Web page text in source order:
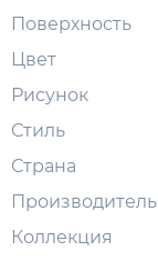
Поверхность
Цвет
Рисунок
Стиль
Страна
Производитель
Коллекция